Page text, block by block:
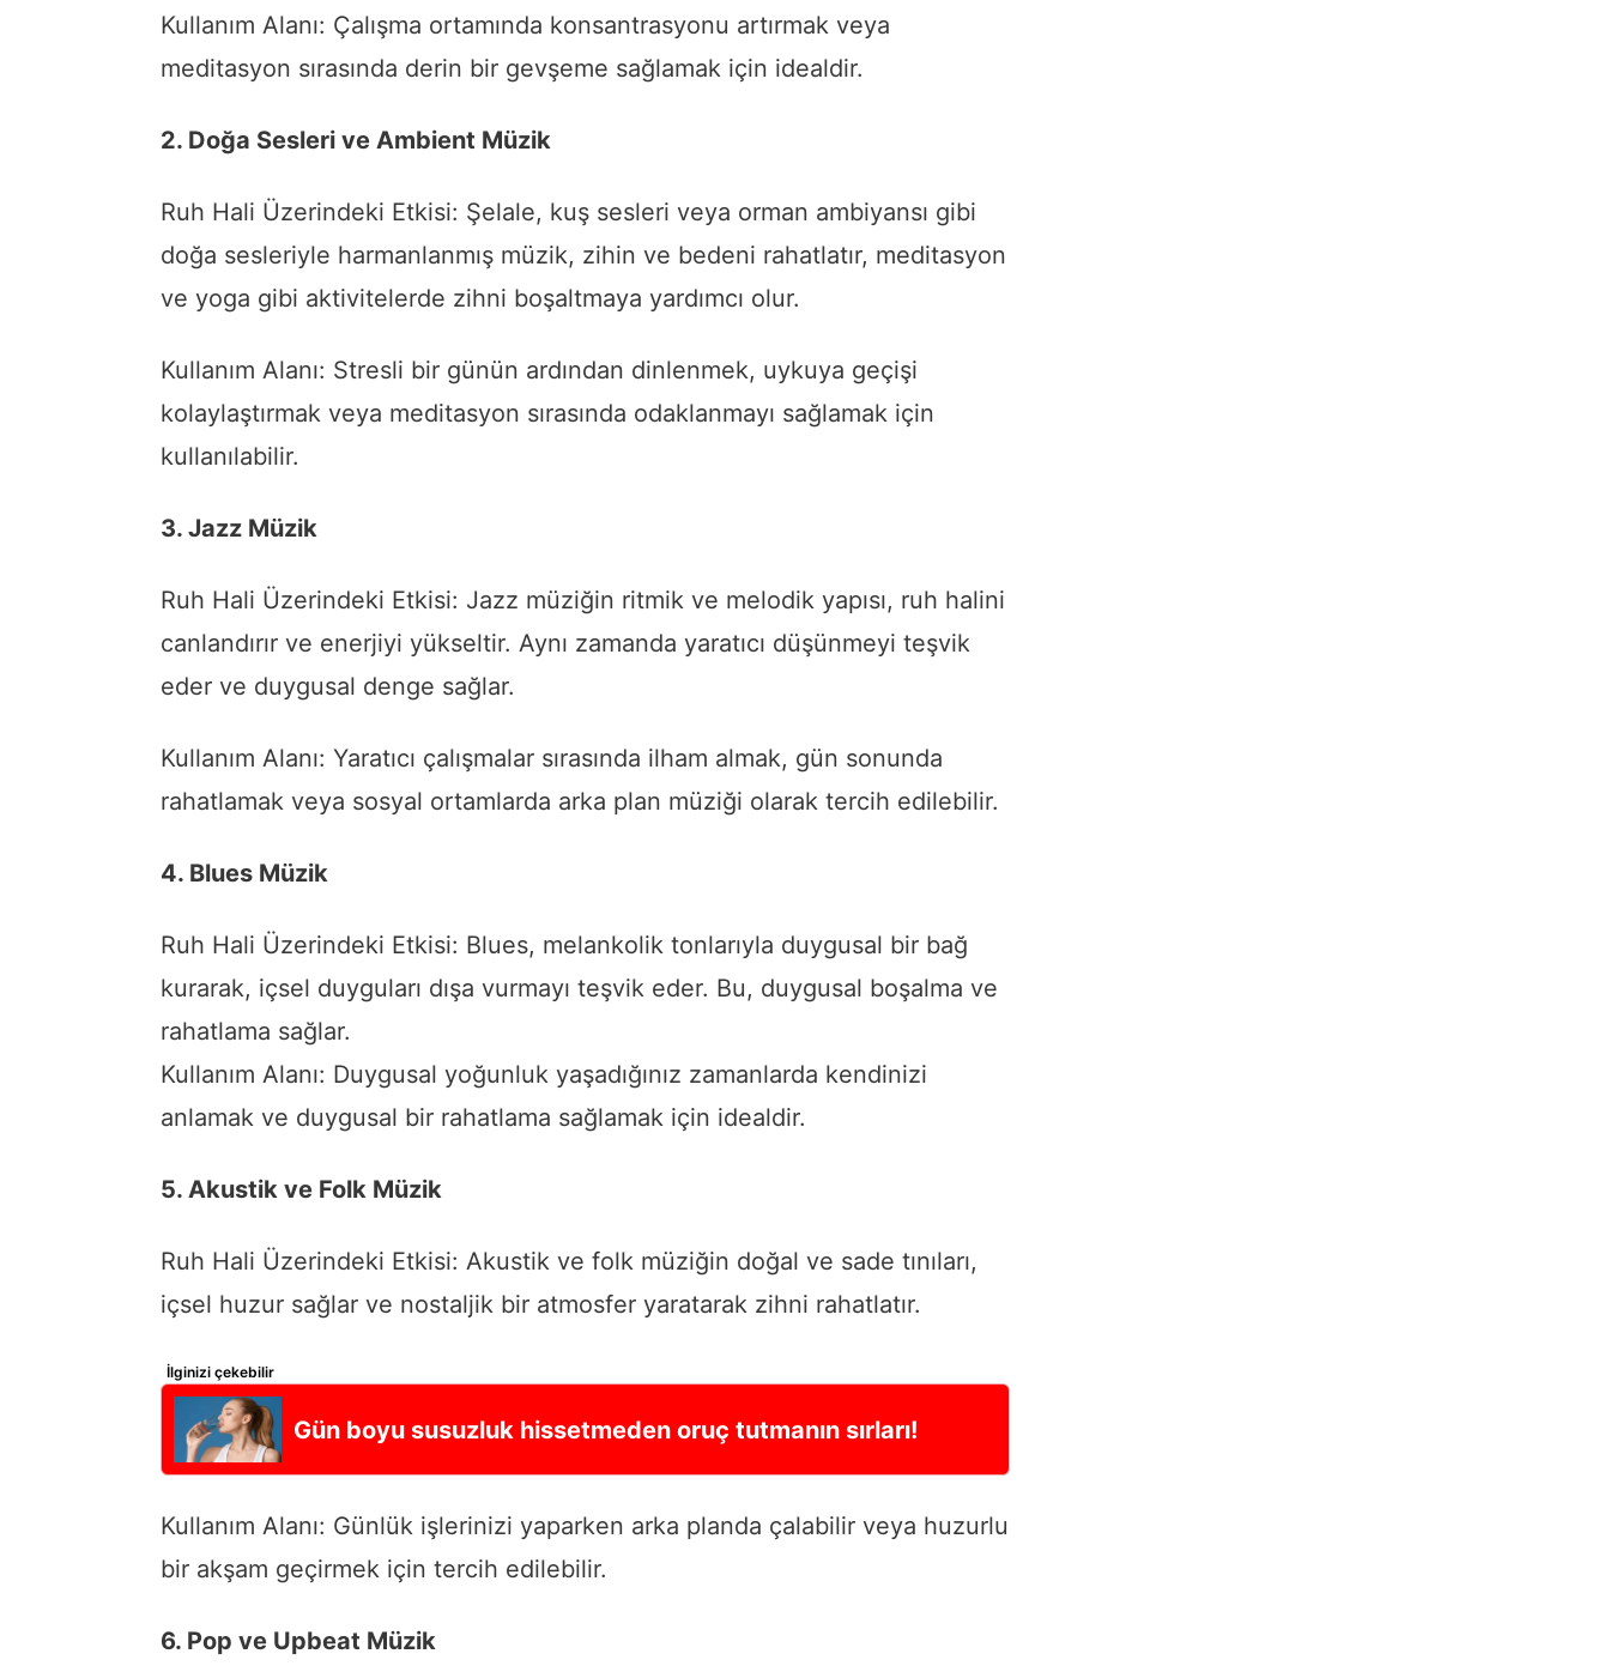
Kullanım Alanı: Çalışma ortamında konsantrasyonu artırmak veya
meditasyon sırasında derin bir gevşeme sağlamak için idealdir.
2. Doğa Sesleri ve Ambient Müzik
Ruh Hali Üzerindeki Etkisi: Şelale, kuş sesleri veya orman ambiyansı gibi
doğa sesleriyle harmanlanmış müzik, zihin ve bedeni rahatlatır, meditasyon
ve yoga gibi aktivitelerde zihni boşaltmaya yardımcı olur.
Kullanım Alanı: Stresli bir günün ardından dinlenmek, uykuya geçişi
kolaylaştırmak veya meditasyon sırasında odaklanmayı sağlamak için
kullanılabilir.
3. Jazz Müzik
Ruh Hali Üzerindeki Etkisi: Jazz müziğin ritmik ve melodik yapısı, ruh halini
canlandırır ve enerjiyi yükseltir. Aynı zamanda yaratıcı düşünmeyi teşvik
eder ve duygusal denge sağlar.
Kullanım Alanı: Yaratıcı çalışmalar sırasında ilham almak, gün sonunda
rahatlamak veya sosyal ortamlarda arka plan müziği olarak tercih edilebilir.
4. Blues Müzik
Ruh Hali Üzerindeki Etkisi: Blues, melankolik tonlarıyla duygusal bir bağ
kurarak, içsel duyguları dışa vurmayı teşvik eder. Bu, duygusal boşalma ve
rahatlama sağlar.
Kullanım Alanı: Duygusal yoğunluk yaşadığınız zamanlarda kendinizi
anlamak ve duygusal bir rahatlama sağlamak için idealdir.
5. Akustik ve Folk Müzik
Ruh Hali Üzerindeki Etkisi: Akustik ve folk müziğin doğal ve sade tınıları,
içsel huzur sağlar ve nostaljik bir atmosfer yaratarak zihni rahatlatır.
İlginizi çekebilir
Gün boyu susuzluk hissetmeden oruç tutmanın sırları!
Kullanım Alanı: Günlük işlerinizi yaparken arka planda çalabilir veya huzurlu
bir akşam geçirmek için tercih edilebilir.
6. Pop ve Upbeat Müzik